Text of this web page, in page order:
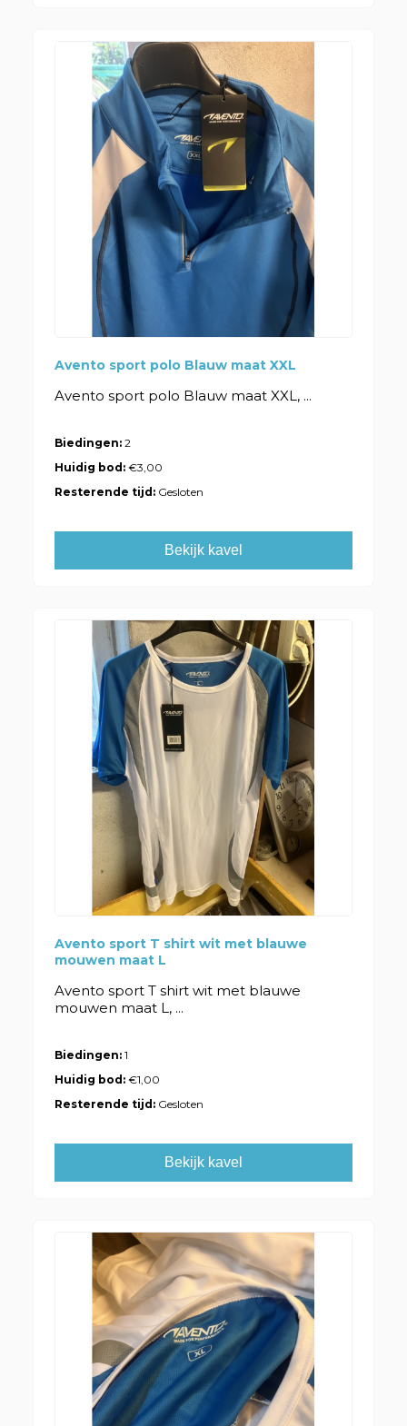
Avento sport polo Blauw maat XXL
Avento sport polo Blauw maat XXL, ...
Biedingen: 2
Huidig bod:€3,00
Resterende tijd: Gesloten
Bekijk kavel
Avento sport T shirt wit met blauwe
mouwen maat L
Avento sport T shirt wit met blauwe
mouwen maat L, ...
Biedingen: 1
Huidig bod:€1,00
Resterende tijd: Gesloten
Bekijk kavel